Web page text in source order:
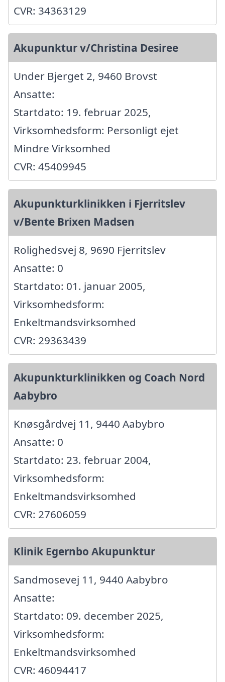
CVR: 34363129
Akupunktur v/Christina Desiree
Under Bjerget 2, 9460 Brovst
Ansatte:
Startdato: 19. februar 2025,
Virksomhedsform: Personligt ejet
Mindre Virksomhed
CVR: 45409945
Akupunkturklinikken i Fjerritslev
v/Bente Brixen Madsen
Rolighedsvej 8, 9690 Fjerritslev
Ansatte: 0
Startdato: 01. januar 2005,
Virksomhedsform:
Enkeltmandsvirksomhed
CVR: 29363439
Akupunkturklinikken og Coach Nord
Aabybro
Knøsgårdvej 11, 9440 Aabybro
Ansatte: 0
Startdato: 23. februar 2004,
Virksomhedsform:
Enkeltmandsvirksomhed
CVR: 27606059
Klinik Egernbo Akupunktur
Sandmosevej 11, 9440 Aabybro
Ansatte:
Startdato: 09. december 2025,
Virksomhedsform:
Enkeltmandsvirksomhed
CVR: 46094417